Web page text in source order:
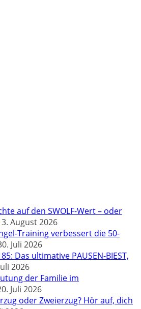
auf den SWOLF-Wert – oder
3. August 2026
Training verbessert die 50-
Juli 2026
Das ultimative PAUSEN-BIEST,
2026
der Familie im
Juli 2026
oder Zweierzug? Hör auf, dich